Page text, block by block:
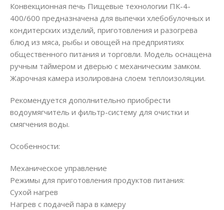
Конвекционная печь Пищевые технологии ПК-4-
400/600 предназначена для выпечки хлебобулочных и
кондитерских изделий, приготовления и разогрева
блюд из мяса, рыбы и овощей на предприятиях
общественного питания и торговли. Модель оснащена
ручным таймером и дверью с механическим замком.
Жарочная камера изолирована слоем теплоизоляции.
Рекомендуется дополнительно приобрести
водоумягчитель и фильтр-систему для очистки и
смягчения воды.
Особенности:
Механическое управление
Режимы для приготовления продуктов питания:
Сухой нагрев
Нагрев с подачей пара в камеру